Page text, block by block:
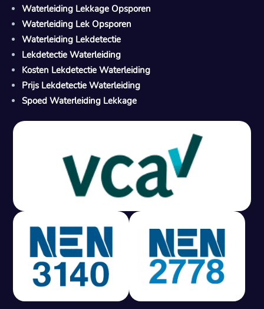
M
Gratis offerte in 24 uur
Geen lekkage? Geen betaling.
Vast tarief van € 395,- exc btw.
Rapport binnen 3 werkdagen.
100% RIsicovrij.
Vaak vergoed door verzekeraar.
Waterleiding Lekkage Opsporen
Waterleiding Lek Opsporen
Waterleiding Lekdetectie
Lekdetectie Waterleiding
Kosten Lekdetectie Waterleiding
Prijs Lekdetectie Waterleiding
Spoed Waterleiding Lekkage